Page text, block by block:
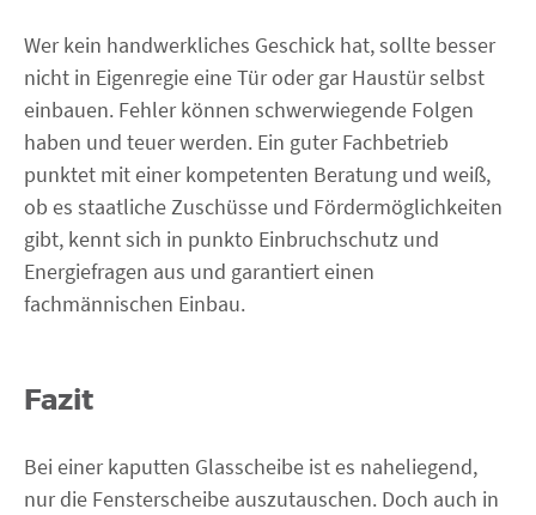
Wer kein handwerkliches Geschick hat, sollte besser
nicht in Eigenregie eine Tür oder gar Haustür selbst
einbauen. Fehler können schwerwiegende Folgen
haben und teuer werden. Ein guter Fachbetrieb
punktet mit einer kompetenten Beratung und weiß,
ob es staatliche Zuschüsse und Fördermöglichkeiten
gibt, kennt sich in punkto Einbruchschutz und
Energiefragen aus und garantiert einen
fachmännischen Einbau.
Fazit
Bei einer kaputten Glasscheibe ist es naheliegend,
nur die Fensterscheibe auszutauschen. Doch auch in